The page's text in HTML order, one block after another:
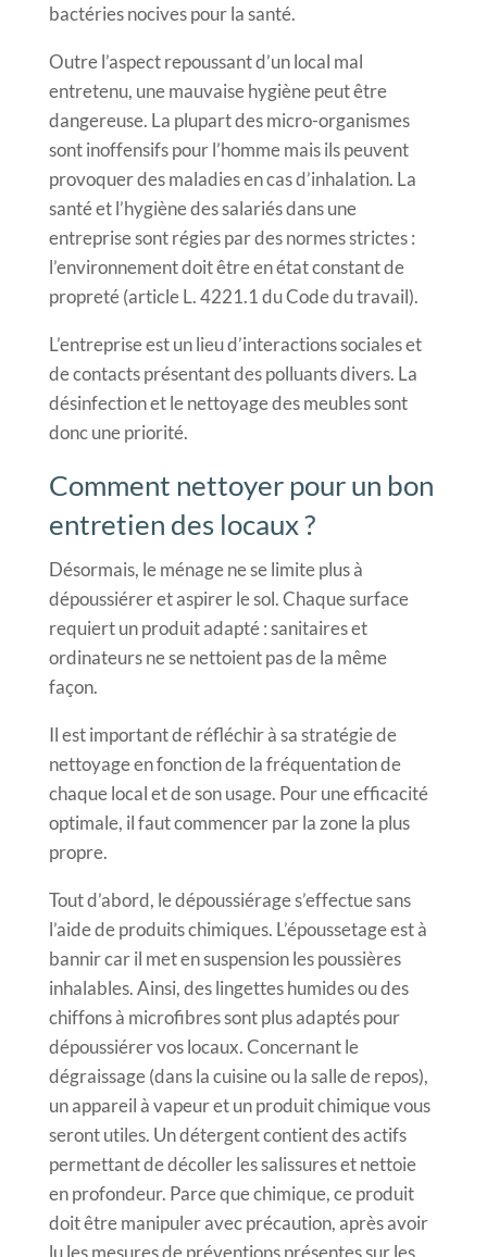
bactéries nocives pour la santé.
Outre l’aspect repoussant d’un local mal
entretenu, une mauvaise hygiène peut être
dangereuse. La plupart des micro-organismes
sont inoffensifs pour l’homme mais ils peuvent
provoquer des maladies en cas d’inhalation. La
santé et l’hygiène des salariés dans une
entreprise sont régies par des normes strictes :
l’environnement doit être en état constant de
propreté (article L. 4221.1 du Code du travail).
L’entreprise est un lieu d’interactions sociales et
de contacts présentant des polluants divers. La
désinfection et le nettoyage des meubles sont
donc une priorité.
Comment nettoyer pour un bon
entretien des locaux ?
Désormais, le ménage ne se limite plus à
dépoussiérer et aspirer le sol. Chaque surface
requiert un produit adapté : sanitaires et
ordinateurs ne se nettoient pas de la même
façon.
Il est important de réfléchir à sa stratégie de
nettoyage en fonction de la fréquentation de
chaque local et de son usage. Pour une efficacité
optimale, il faut commencer par la zone la plus
propre.
Tout d’abord, le dépoussiérage s’effectue sans
l’aide de produits chimiques. L’époussetage est à
bannir car il met en suspension les poussières
inhalables. Ainsi, des lingettes humides ou des
chiffons à microfibres sont plus adaptés pour
dépoussiérer vos locaux. Concernant le
dégraissage (dans la cuisine ou la salle de repos),
un appareil à vapeur et un produit chimique vous
seront utiles. Un détergent contient des actifs
permettant de décoller les salissures et nettoie
en profondeur. Parce que chimique, ce produit
doit être manipuler avec précaution, après avoir
lu les mesures de préventions présentes sur les